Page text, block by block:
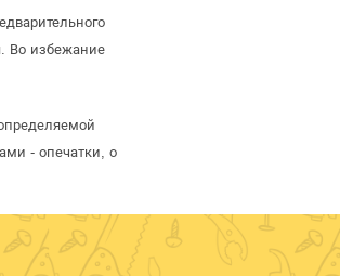
Во избежание
- опечатки, о